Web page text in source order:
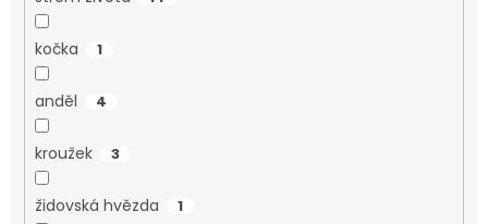
kočka 1
anděl 4
kroužek 3
židovská hvězda 1